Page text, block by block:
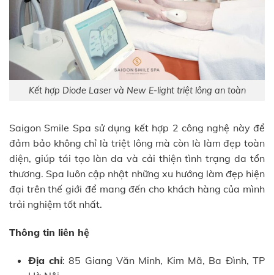
Kết hợp Diode Laser và New E-light triệt lông an toàn
Saigon Smile Spa sử dụng kết hợp 2 công nghệ này để
đảm bảo không chỉ là triệt lông mà còn là làm đẹp toàn
diện, giúp tái tạo làn da và cải thiện tình trạng da tổn
thương. Spa luôn cập nhật những xu hướng làm đẹp hiện
đại trên thế giới để mang đến cho khách hàng của mình
trải nghiệm tốt nhất.
Thông tin liên hệ
Địa chỉ: 85 Giang Văn Minh, Kim Mã, Ba Đình, TP